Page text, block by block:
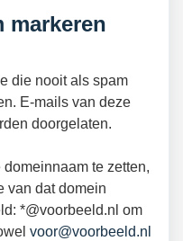
markeren
die nooit als spam
E-mails van deze
doorgelaten.
domeinnaam te zetten,
van dat domein
*@voorbeeld.nl om
voor@voorbeeld.nl